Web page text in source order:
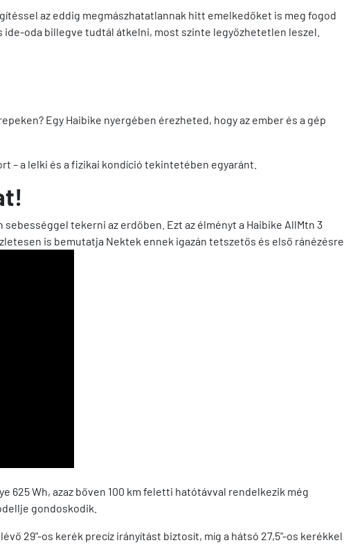
az eddig megmászhatatlannak hitt emelkedőket is meg fogod
ide-oda billegve tudtál átkelni, most szinte legyőzhetetlen leszel.
Egy Haibike nyergében érezheted, hogy az ember és a gép
– a lelki és a fizikai kondíció tekintetében egyaránt.
sebességgel tekerni az erdőben. Ezt az élményt a Haibike AllMtn 3
is bemutatja Nektek ennek igazán tetszetős és első ránézésre
625 Wh, azaz bőven 100 km feletti hatótávval rendelkezik még
gondoskodik.
29"-os kerék precíz irányítást biztosít, míg a hátsó 27,5"-os kerékkel